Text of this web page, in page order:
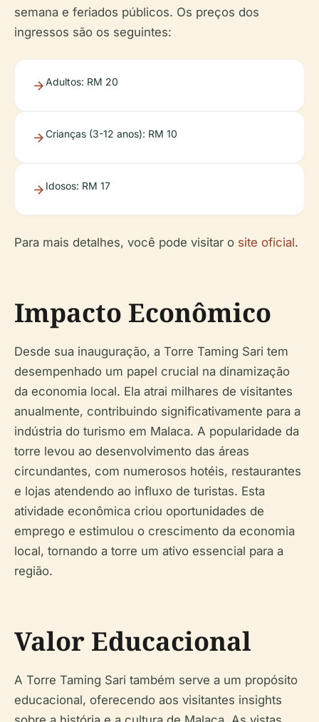
semana e feriados públicos. Os preços dos
ingressos são os seguintes:
Adultos: RM 20
Crianças (3-12 anos): RM 10
Idosos: RM 17
Para mais detalhes, você pode visitar o site oficial.
Impacto Econômico
Desde sua inauguração, a Torre Taming Sari tem
desempenhado um papel crucial na dinamização
da economia local. Ela atrai milhares de visitantes
anualmente, contribuindo significativamente para a
indústria do turismo em Malaca. A popularidade da
torre levou ao desenvolvimento das áreas
circundantes, com numerosos hotéis, restaurantes
e lojas atendendo ao influxo de turistas. Esta
atividade econômica criou oportunidades de
emprego e estimulou o crescimento da economia
local, tornando a torre um ativo essencial para a
região.
Valor Educacional
A Torre Taming Sari também serve a um propósito
educacional, oferecendo aos visitantes insights